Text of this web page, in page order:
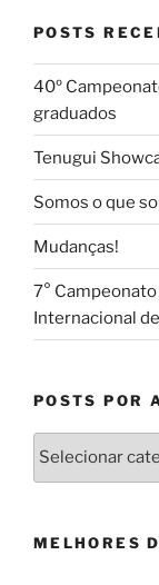
POSTS
40º
graduados
Tenugui
Somos o que
Mudanças!
7°
Internacional
POSTS POR
Posts
MELHORES